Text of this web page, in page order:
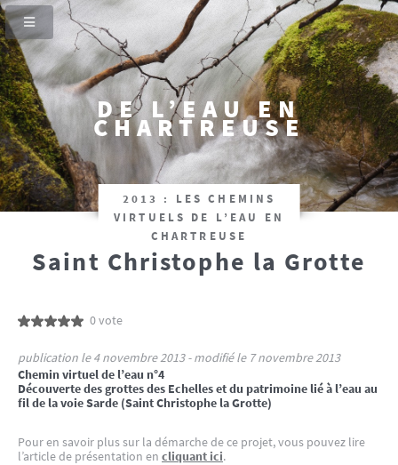
DE L’EAU EN
CHARTREUSE
2013 : LES CHEMINS
VIRTUELS DE L’EAU EN
CHARTREUSE
Saint Christophe la Grotte
0 vote
publication le 4 novembre 2013 - modifié le 7 novembre 2013
Chemin virtuel de l’eau n°4
Découverte des grottes des Echelles et du patrimoine lié à l’eau au
fil de la voie Sarde (Saint Christophe la Grotte)
Pour en savoir plus sur la démarche de ce projet, vous pouvez lire
l’article de présentation en cliquant ici.